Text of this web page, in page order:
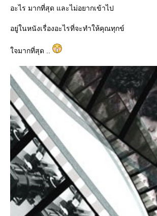
อะไร มากที่สุด และไม่อยากเข้าไป
อยู่ในหนังเรื่องอะไรที่จะทำให้คุณทุกข์
จมากที่สุด ..